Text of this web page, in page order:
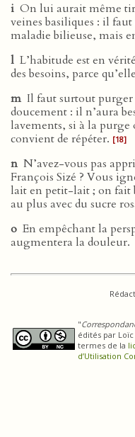
i On lui aurait même
veines basiliques : il
maladie bilieuse, mais
l L’habitude est en
des besoins, parce
m Il faut surtout
doucement : il n’aura
lavements, si à la
convient de répéter. [18]
n N’avez-vous pas
François Sizé ? Vous
lait en petit-lait ; on fait
au plus avec du sucre
o En empêchant la
augmentera la douleur.
"
édités par
termes de la
d’Utilisation